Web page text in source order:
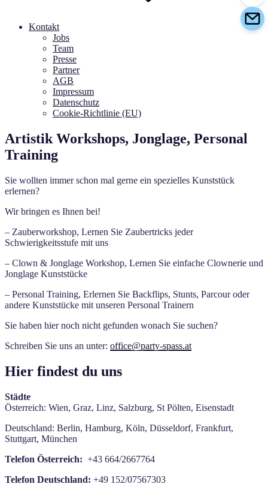
Kontakt
Jobs
Team
Presse
Partner
AGB
Impressum
Datenschutz
Cookie-Richtlinie (EU)
Artistik Workshops, Jonglage, Personal
Training
Sie wollten immer schon mal gerne ein spezielles Kunststück
erlernen?
Wir bringen es Ihnen bei!
– Zauberworkshop, Lernen Sie Zaubertricks jeder
Schwierigkeitsstufe mit uns
– Clown & Jonglage Workshop, Lernen Sie einfache Clownerie und
Jonglage Kunststücke
– Personal Training, Erlernen Sie Backflips, Stunts, Parcour oder
andere Kunststücke mit unseren Personal Trainern
Sie haben hier noch nicht gefunden wonach Sie suchen?
Schreiben Sie uns an unter: office@party-spass.at
Hier findest du uns
Städte
Österreich: Wien, Graz, Linz, Salzburg, St Pölten, Eisenstadt
Deutschland: Berlin, Hamburg, Köln, Düsseldorf, Frankfurt,
Stuttgart, München
Telefon Österreich: +43 664/2667764
Telefon Deutschland: +49 152/07567303